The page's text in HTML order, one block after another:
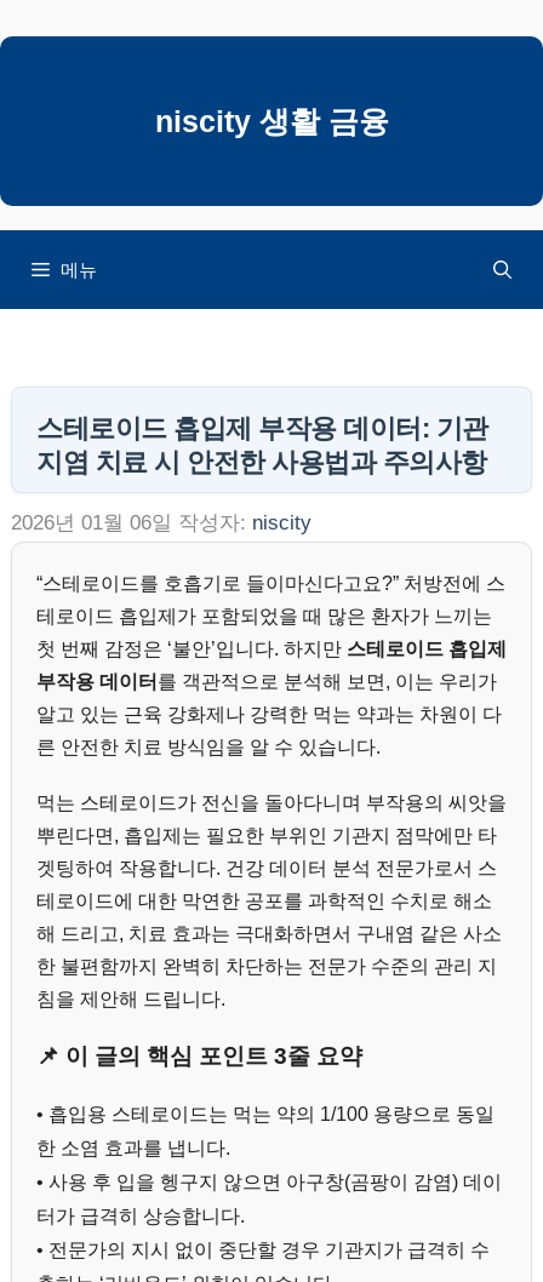
텐
뛰
niscity 생활 금융
메뉴
스테로이드 흡입제 부작용 데이터: 기관
지염 치료 시 안전한 사용법과 주의사항
2026년 01월 06일 작성자: niscity
“스테로이드를 호흡기로 들이마신다고요?” 처방전에 스
테로이드 흡입제가 포함되었을 때 많은 환자가 느끼는
첫 번째 감정은 ‘불안’입니다. 하지만 스테로이드 흡입제
부작용 데이터 를 객관적으로 분석해 보면, 이는 우리가
알고 있는 근육 강화제나 강력한 먹는 약과는 차원이 다
른 안전한 치료 방식임을 알 수 있습니다.
먹는 스테로이드가 전신을 돌아다니며 부작용의 씨앗을
뿌린다면, 흡입제는 필요한 부위인 기관지 점막에만 타
겟팅하여 작용합니다. 건강 데이터 분석 전문가로서 스
테로이드에 대한 막연한 공포를 과학적인 수치로 해소
해 드리고, 치료 효과는 극대화하면서 구내염 같은 사소
한 불편함까지 완벽히 차단하는 전문가 수준의 관리 지
침을 제안해 드립니다.
📌 이 글의 핵심 포인트 3줄 요약
• 흡입용 스테로이드는 먹는 약의 1/100 용량으로 동일
한 소염 효과를 냅니다.
• 사용 후 입을 헹구지 않으면 아구창(곰팡이 감염) 데이
터가 급격히 상승합니다.
• 전문가의 지시 없이 중단할 경우 기관지가 급격히 수